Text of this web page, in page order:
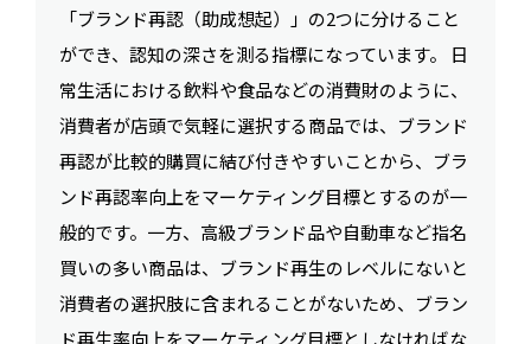
「ブランド再認（助成想起）」の2つに分けること
ができ、認知の深さを測る指標になっています。 日
常生活における飲料や食品などの消費財のように、
消費者が店頭で気軽に選択する商品では、ブランド
再認が比較的購買に結び付きやすいことから、ブラ
ンド再認率向上をマーケティング目標とするのが一
般的です。一方、高級ブランド品や自動車など指名
買いの多い商品は、ブランド再生のレベルにないと
消費者の選択肢に含まれることがないため、ブラン
ド再生率向上をマーケティング目標としなければな